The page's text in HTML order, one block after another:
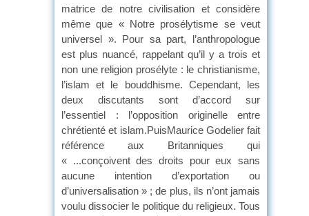
matrice de notre civilisation et considère
même que « Notre prosélytisme se veut
universel ». Pour sa part, l’anthropologue
est plus nuancé, rappelant qu’il y a trois et
non une religion prosélyte : le christianisme,
l’islam et le bouddhisme. Cependant, les
deux discutants sont d’accord sur
l’essentiel : l’opposition originelle entre
chrétienté et islam.PuisMaurice Godelier fait
référence aux Britanniques qui
« ...conçoivent des droits pour eux sans
aucune intention d’exportation ou
d’universalisation » ; de plus, ils n’ont jamais
voulu dissocier le politique du religieux. Tous